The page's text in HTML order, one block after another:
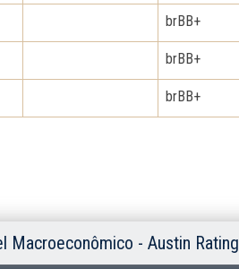
brBB+
brBB+
brBB+
Macroeconômico - Austin Rating